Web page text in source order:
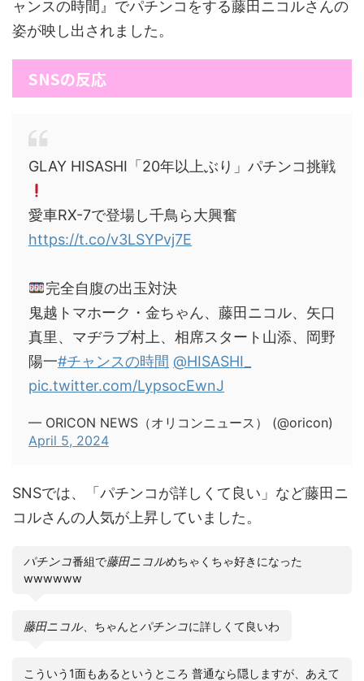
ャンスの時間』でパチンコをする藤田ニコルさんの
姿が映し出されました。
SNSの反応
GLAY HISASHI「20年以上ぶり」パチンコ挑戦
愛車RX-7で登場し千鳥ら大興奮
https://t.co/v3LSYPvj7E
完全自腹の出玉対決
鬼越トマホーク・金ちゃん、藤田ニコル、矢口
真里、マヂラブ村上、相席スタート山添、岡野
陽一#チャンスの時間 @HISASHI_
pic.twitter.com/LypsocEwnJ
— ORICON NEWS（オリコンニュース） (@oricon)
April 5, 2024
SNSでは、「パチンコが詳しくて良い」など藤田ニ
コルさんの人気が上昇していました。
パチンコ番組で藤田ニコルめちゃくちゃ好きになった
wwwwww
藤田ニコル、ちゃんと パチンコに詳しくて良いわ
こういう1面もあるというところ 普通なら隠しますが、あえて